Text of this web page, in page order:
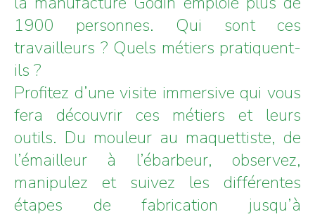
1900 personnes. Qui sont ces
travailleurs ? Quels métiers pratiquent-
ils ?
Profitez d’une visite immersive qui vous
fera découvrir ces métiers et leurs
outils. Du mouleur au maquettiste, de
l’émailleur à l’ébarbeur, observez,
manipulez et suivez les différentes
étapes de fabrication jusqu’à